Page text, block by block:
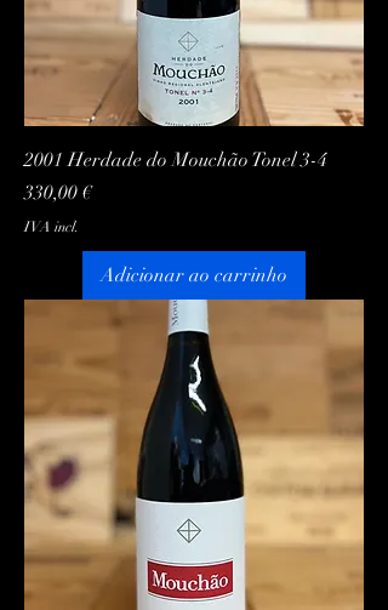
2001 Herdade do Mouchão Tonel 3-4
Preço
330,00 €
IVA incl.
Adicionar ao carrinho